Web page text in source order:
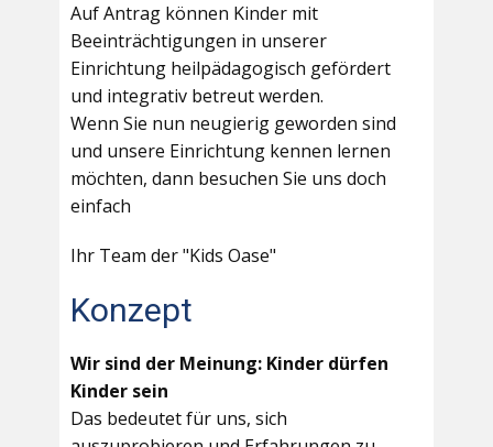
Auf Antrag können Kinder mit
Beeinträchtigungen in unserer
Einrichtung heilpädagogisch gefördert
und integrativ betreut werden.
Wenn Sie nun neugierig geworden sind
und unsere Einrichtung kennen lernen
möchten, dann besuchen Sie uns doch
einfach
Ihr Team der "Kids Oase"
Konzept
Wir sind der Meinung: Kinder dürfen
Kinder sein
Das bedeutet für uns, sich